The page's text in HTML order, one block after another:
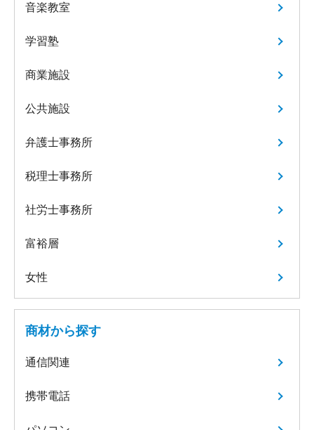
音楽教室
学習塾
商業施設
公共施設
弁護士事務所
税理士事務所
社労士事務所
富裕層
女性
商材から探す
通信関連
携帯電話